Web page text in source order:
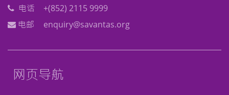
电话
+(852) 2115 9999
电邮
enquiry@savantas.org
网页导航